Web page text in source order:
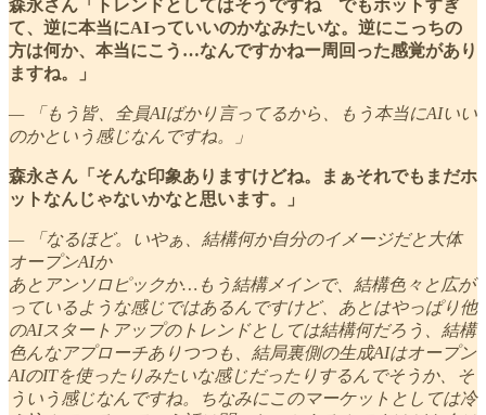
森永さん「トレンドとしてはそうですね でもホットすぎ
て、逆に本当にAIっていいのかなみたいな。逆にこっちの
方は何か、本当にこう…なんですかねー周回った感覚があり
ますね。」
— 「もう皆、全員AIばかり言ってるから、もう本当にAIいい
のかという感じなんですね。」
森永さん「そんな印象ありますけどね。まぁそれでもまだホ
ットなんじゃないかなと思います。」
— 「なるほど。いやぁ、結構何か自分のイメージだと大体
オープンAIか
あとアンソロピックか…もう結構メインで、結構色々と広が
っているような感じではあるんですけど、あとはやっぱり他
のAIスタートアップのトレンドとしては結構何だろう、結構
色んなアプローチありつつも、結局裏側の生成AIはオープン
AIのITを使ったりみたいな感じだったりするんでそうか、そ
ういう感じなんですね。ちなみにこのマーケットとしては冷